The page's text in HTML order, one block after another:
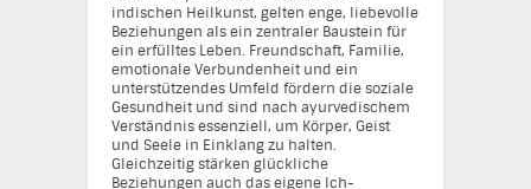
indischen Heilkunst, gelten enge, liebevolle
Beziehungen als ein zentraler Baustein für
ein erfülltes Leben. Freundschaft, Familie,
emotionale Verbundenheit und ein
unterstützendes Umfeld fördern die soziale
Gesundheit und sind nach ayurvedischem
Verständnis essenziell, um Körper, Geist
und Seele in Einklang zu halten.
Gleichzeitig stärken glückliche
Beziehungen auch das eigene Ich-